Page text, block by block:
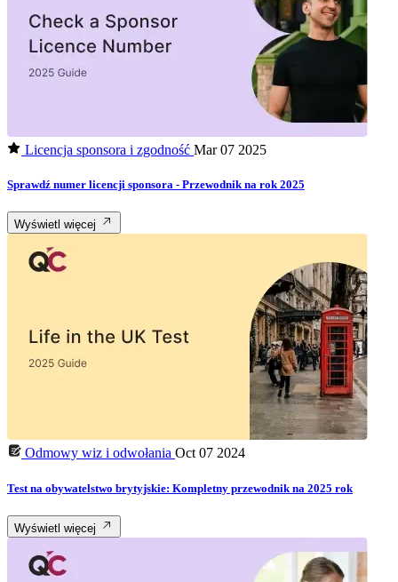
Licencja sponsora i zgodność Mar 07 2025
Sprawdź numer licencji sponsora - Przewodnik na rok 2025
Wyświetl więcej
Odmowy wiz i odwołania Oct 07 2024
Test na obywatelstwo brytyjskie: Kompletny przewodnik na 2025 rok
Wyświetl więcej